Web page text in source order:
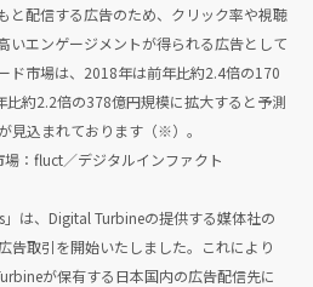
と配信する広告のため、クリック率や視聴
いエンゲージメントが得られる広告として
ド市場は、2018年は前年比約2.4倍の170
約2.2倍の378億円規模に拡大すると予測
見込まれております（※）。
：fluct／デジタルインファクト
は、Digital Turbineの提供する媒体社の
告取引を開始いたしました。これにより
が保有する日本国内の広告配信先に